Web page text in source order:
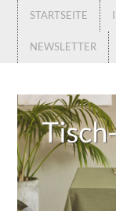
STARTSEITE
NEWSLETTER